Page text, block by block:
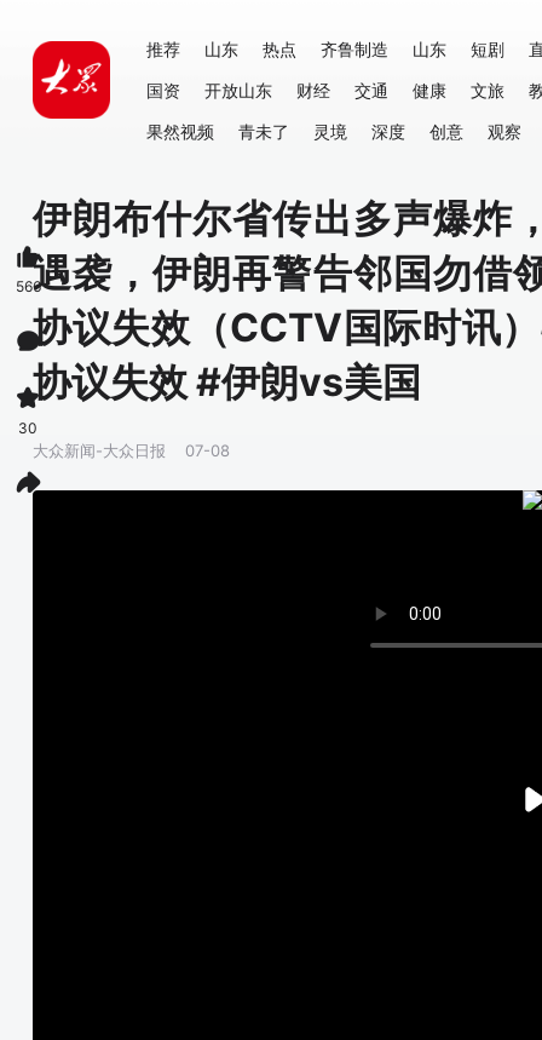
推荐 山东 热点 齐鲁制造 山东 短剧
国资
开放山东 财经 交通 健康 文旅
果然视频
青未了 灵境 深度 创意 观察
伊朗布什尔省传出多声爆炸
遇袭，伊朗再警告邻国勿借
协议失效（CCTV国际时讯
协议失效 #伊朗vs美国
大众新闻-大众日报 07-08
566
30